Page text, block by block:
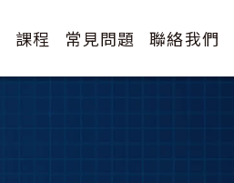
課程 常見問題 聯絡我們